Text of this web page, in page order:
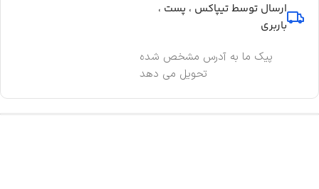
ارسال توسط تیپاکس ، پست ،
باربری
پیک ما به آدرس مشخص شده
تحویل می دهد